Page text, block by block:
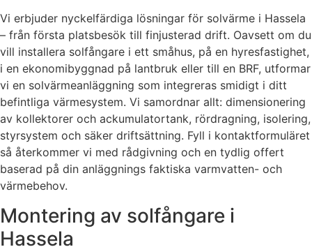
Vi erbjuder nyckelfärdiga lösningar för solvärme i Hassela
– från första platsbesök till finjusterad drift. Oavsett om du
vill installera solfångare i ett småhus, på en hyresfastighet,
i en ekonomibyggnad på lantbruk eller till en BRF, utformar
vi en solvärmeanläggning som integreras smidigt i ditt
befintliga värmesystem. Vi samordnar allt: dimensionering
av kollektorer och ackumulatortank, rördragning, isolering,
styrsystem och säker driftsättning. Fyll i kontaktformuläret
så återkommer vi med rådgivning och en tydlig offert
baserad på din anläggnings faktiska varmvatten- och
värmebehov.
Montering av solfångare i
Hassela